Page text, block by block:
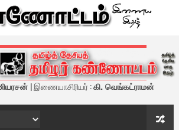
- இணைய இதழ்
| இணையாசிரியர் :கி. வெங்கட்ராமன்